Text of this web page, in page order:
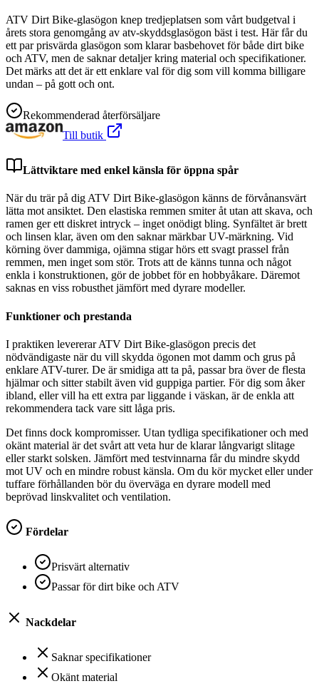
ATV Dirt Bike-glasögon knep tredjeplatsen som vårt budgetval i
årets stora genomgång av atv-skyddsglasögon bäst i test. Här får du
ett par prisvärda glasögon som klarar basbehovet för både dirt bike
och ATV, men de saknar detaljer kring material och specifikationer.
Det märks att det är ett enklare val för dig som vill komma billigare
undan – på gott och ont.
Rekommenderad återförsäljare
Till butik
Lättviktare med enkel känsla för öppna spår
När du trär på dig ATV Dirt Bike-glasögon känns de förvånansvärt
lätta mot ansiktet. Den elastiska remmen smiter åt utan att skava, och
ramen ger ett diskret intryck – inget onödigt bling. Synfältet är brett
och linsen klar, även om den saknar märkbar UV-märkning. Vid
körning över dammiga, ojämna stigar hörs ett svagt prassel från
remmen, men inget som stör. Trots att de känns tunna och något
enkla i konstruktionen, gör de jobbet för en hobbyåkare. Däremot
saknas en viss robusthet jämfört med dyrare modeller.
Funktioner och prestanda
I praktiken levererar ATV Dirt Bike-glasögon precis det
nödvändigaste när du vill skydda ögonen mot damm och grus på
enklare ATV-turer. De är smidiga att ta på, passar bra över de flesta
hjälmar och sitter stabilt även vid guppiga partier. För dig som åker
ibland, eller vill ha ett extra par liggande i väskan, är de enkla att
rekommendera tack vare sitt låga pris.
Det finns dock kompromisser. Utan tydliga specifikationer och med
okänt material är det svårt att veta hur de klarar långvarigt slitage
eller starkt solsken. Jämfört med testvinnarna får du mindre skydd
mot UV och en mindre robust känsla. Om du kör mycket eller under
tuffare förhållanden bör du överväga en dyrare modell med
beprövad linskvalitet och ventilation.
Fördelar
Prisvärt alternativ
Passar för dirt bike och ATV
Nackdelar
Saknar specifikationer
Okänt material